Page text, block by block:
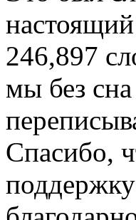
246,897
мы без
Спасибо,